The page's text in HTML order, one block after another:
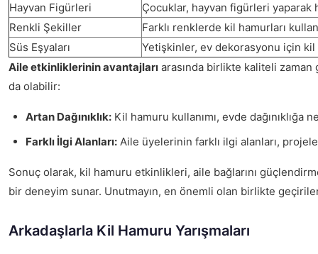
Hayvan Figürleri
Çocuklar, hayvan figürleri
Renkli Şekiller
Farklı renklerde kil hamurları
Süs Eşyaları
Yetişkinler, ev dekorasyonu için
Aile etkinliklerinin avantajları arasında birlikte kaliteli
da olabilir:
Artan Dağınıklık: Kil hamuru kullanımı, evde dağınıklığa
Farklı İlgi Alanları: Aile üyelerinin farklı ilgi alanları,
Sonuç olarak, kil hamuru etkinlikleri, aile bağlarını
bir deneyim sunar. Unutmayın, en önemli olan birlikte
Arkadaşlarla Kil Hamuru Yarışmaları